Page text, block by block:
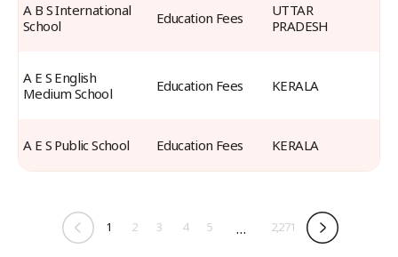
A B S International
School
Education Fees
UTTAR
PRADESH
A E S English
Medium School
Education Fees KERALA
A E S Public School Education Fees KERALA
1 2 3 4 5 … 2,271